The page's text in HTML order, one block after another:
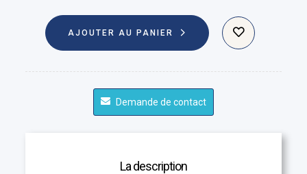
AJOUTER AU PANIER
Demande de contact
La description